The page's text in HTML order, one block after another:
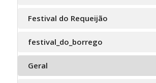
Festival do Requeijão
festival_do_borrego
Geral